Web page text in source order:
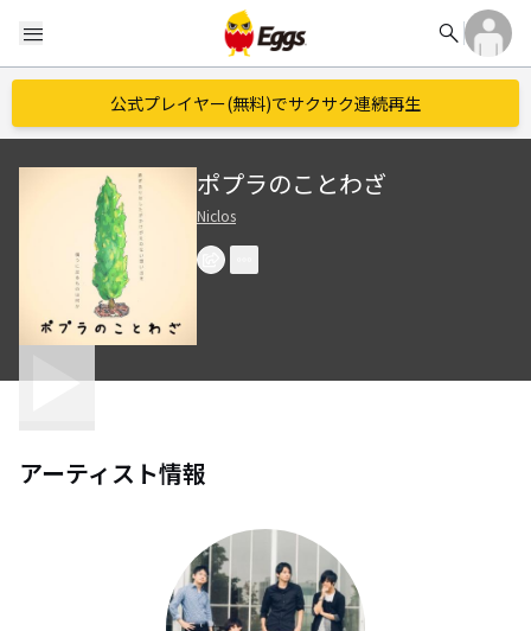
menu search
公式プレイヤー(無料)でサクサク連続再生
ポプラのことわざ
Niclos
アーティスト情報